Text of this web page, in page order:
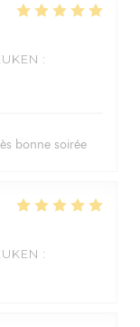
:
bonne soirée
: